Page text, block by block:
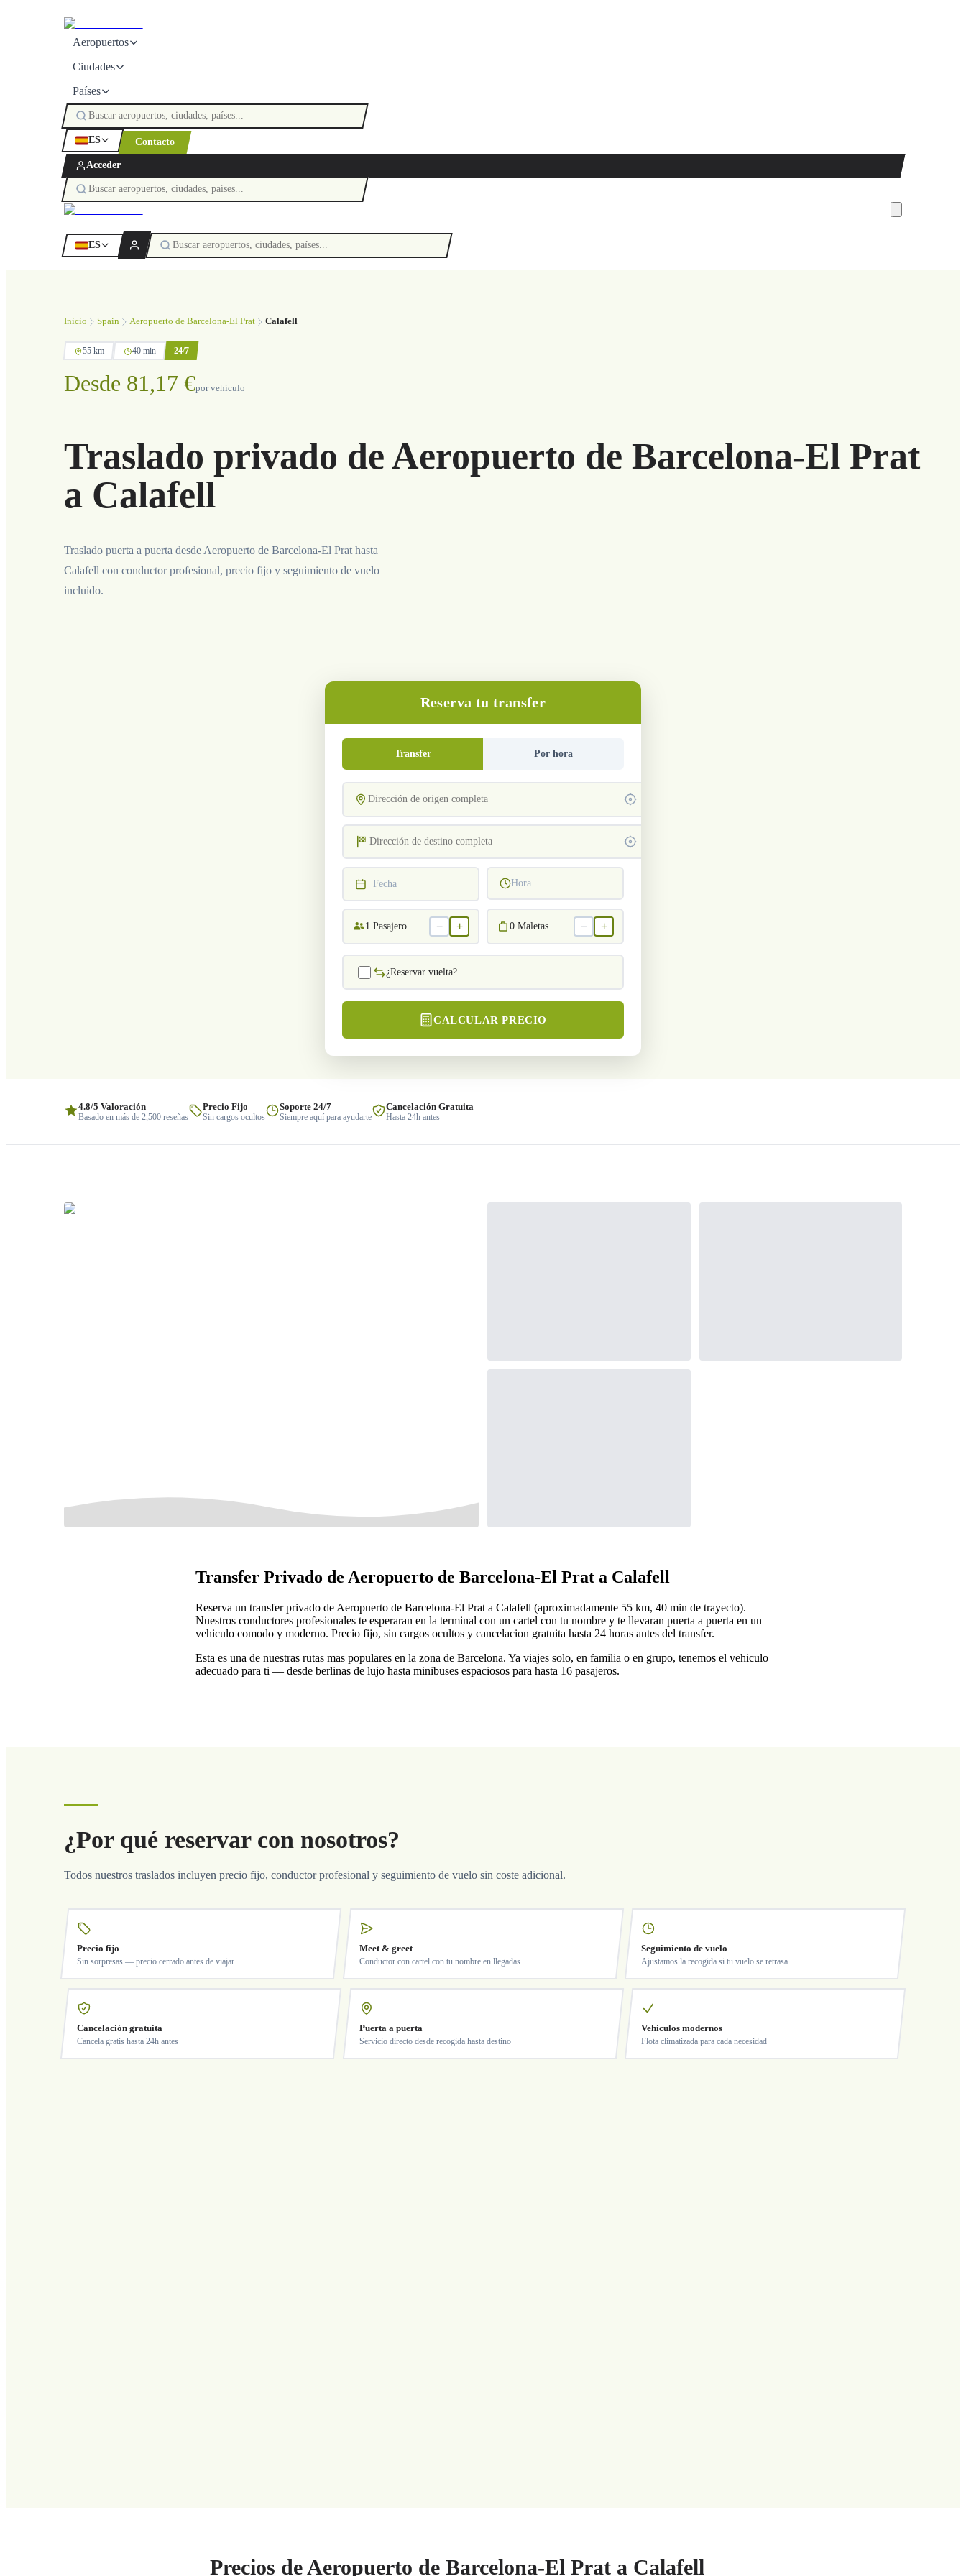
Aeropuertos
Ciudades
Países
ES Contacto
Acceder
ES
Inicio Spain Aeropuerto de Barcelona-El Prat Calafell
55 km 40 min 24/7
Desde 81,17 €por vehículo
Traslado privado de Aeropuerto de Barcelona-El Prat
a Calafell
Traslado puerta a puerta desde Aeropuerto de Barcelona-El Prat hasta
Calafell con conductor profesional, precio fijo y seguimiento de vuelo
incluido.
Reserva tu transfer
Transfer Por hora
Fecha Hora
1 Pasajero − + 0 Maletas − +
¿Reservar vuelta?
CALCULAR PRECIO
4.8/5 Valoración
Basado en más de 2,500 reseñas
Precio Fijo
Sin cargos ocultos
Soporte 24/7
Siempre aquí para ayudarte
Cancelación Gratuita
Hasta 24h antes
Transfer Privado de Aeropuerto de Barcelona-El Prat a Calafell
Reserva un transfer privado de Aeropuerto de Barcelona-El Prat a Calafell (aproximadamente 55 km, 40 min de trayecto).
Nuestros conductores profesionales te esperaran en la terminal con un cartel con tu nombre y te llevaran puerta a puerta en un
vehiculo comodo y moderno. Precio fijo, sin cargos ocultos y cancelacion gratuita hasta 24 horas antes del transfer.
Esta es una de nuestras rutas mas populares en la zona de Barcelona. Ya viajes solo, en familia o en grupo, tenemos el vehiculo
adecuado para ti — desde berlinas de lujo hasta minibuses espaciosos para hasta 16 pasajeros.
¿Por qué reservar con nosotros?
Todos nuestros traslados incluyen precio fijo, conductor profesional y seguimiento de vuelo sin coste adicional.
Precio fijo
Sin sorpresas — precio cerrado antes de viajar
Meet & greet
Conductor con cartel con tu nombre en llegadas
Seguimiento de vuelo
Ajustamos la recogida si tu vuelo se retrasa
Cancelación gratuita
Cancela gratis hasta 24h antes
Puerta a puerta
Servicio directo desde recogida hasta destino
Vehículos modernos
Flota climatizada para cada necesidad
Precios de Aeropuerto de Barcelona-El Prat a Calafell